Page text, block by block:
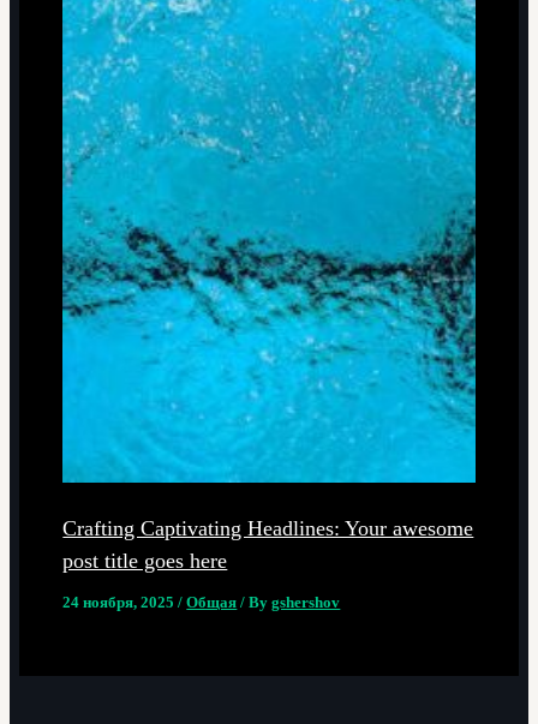
Crafting Captivating Headlines: Your awesome
post title goes here
24 ноября, 2025/Общая / Bygshershov